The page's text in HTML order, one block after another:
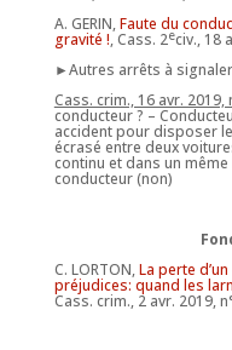
A. GERIN,Faute du
gravité !, Cass. 2eciv., 18
►Autres arrêts à signaler
Cass. crim., 16 avr. 2019,
conducteur ? –
accident pour disposer
écrasé entre deux
continu et dans un
conducteur (non)
C. LORTON,La perte
préjudices: quand les
Cass. crim., 2 avr. 2019,